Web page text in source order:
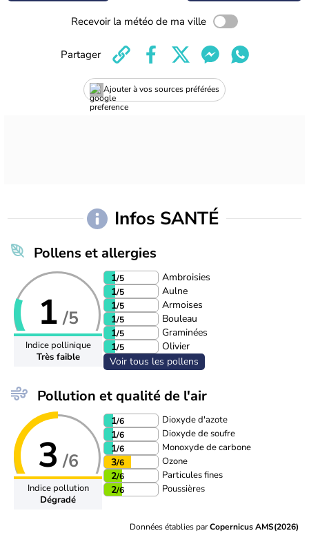
Recevoir la météo de ma ville
Ajouter à vos sources préférées
Partager
Infos SANTÉ
Pollens et allergies
1 /5
Indice pollinique
Très faible
1/5
Ambroisies
1/5
Aulne
1/5
Armoises
1/5
Bouleau
1/5
Graminées
1/5
Olivier
Voir tous les pollens
Pollution et qualité de l'air
3 /6
Indice pollution
Dégradé
1/6 Dioxyde d'azote
1/6 Dioxyde de soufre
1/6 Monoxyde de carbone
3/6 Ozone
2/6 Particules fines
2/6 Poussières
Données établies parCopernicus AMS(2026)